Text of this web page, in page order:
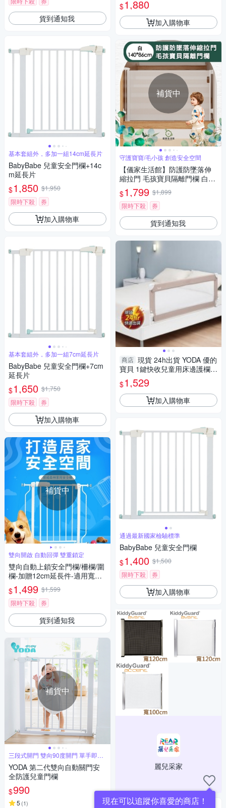
貨到通知我
基本套組外，多加一組14cm延長片
BabyBabe 兒童安全門欄+14c
m延長片
$1,850 $1,950
限時下殺
券
加入購物車
基本套組外，多加一組7cm延長片
BabyBabe 兒童安全門欄+7cm
延長片
$1,650 $1,750
限時下殺
券
加入購物車
補貨中
雙向開啟 自動回彈 雙重鎖定
雙向自動上鎖安全門欄/柵欄/圍
欄-加贈12cm延長件-適用寬度7
4-99cm
$1,499 $1,599
限時下殺
券
貨到通知我
補貨中
三段式開門 雙向90度開門 單手即可
操作
YODA 第二代雙向自動關門安
全防護兒童門欄
$990
5 (1)
$1,880
加入購物車
補貨中
守護寶寶/毛小孩 創造安全空間
【儀家生活館】防護防墜落伸
縮拉門 毛孩寶貝隔離門欄 白14
0*86cm
$1,799 $1,899
限時下殺
券
貨到通知我
商店 現貨 24h出貨 YODA 優的
寶貝 1鍵快收兒童用床邊護欄，
149.5 x 56.5cm， 暖沙米 12-1
$1,529
加入購物車
通過最新國家檢驗標準
BabyBabe 兒童安全門欄
$1,400 $1,500
限時下殺
券
加入購物車
麗兒采家
現在可以追蹤你喜愛的商店！